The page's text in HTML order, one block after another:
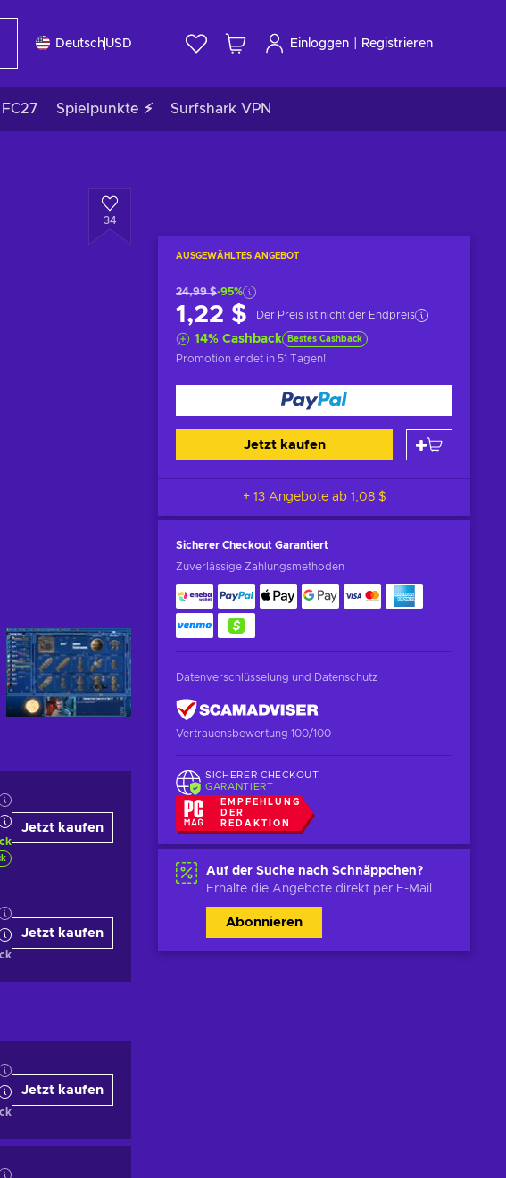
DeutschUSD Einloggen Registrieren
FC27 Spielpunkte ⚡ Surfshark VPN
34
AUSGEWÄHLTES ANGEBOT
24,99 $-95%
1,22 $ Der Preis ist nicht der Endpreis
14% Cashback Bestes Cashback
Promotion endet in 51 Tagen!
Jetzt kaufen
+ 13 Angebote ab 1,08 $
Sicherer Checkout Garantiert
Zuverlässige Zahlungsmethoden
Datenverschlüsselung und Datenschutz
Vertrauensbewertung 100/100
SICHERER CHECKOUT
GARANTIERT
EMPFEHLUNG
DER
REDAKTION
Auf der Suche nach Schnäppchen?
Erhalte die Angebote direkt per E-Mail
Abonnieren
Jetzt kaufen
Jetzt kaufen
Jetzt kaufen